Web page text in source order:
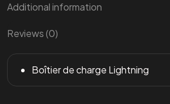
Additional information
Reviews (0)
Boîtier de charge Lightning